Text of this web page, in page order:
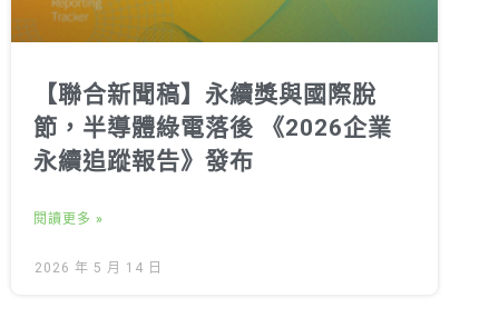
【聯合新聞稿】永續獎與國際脫
節，半導體綠電落後 《2026企業
永續追蹤報告》發布
閱讀更多 »
2026 年 5 月 14 日